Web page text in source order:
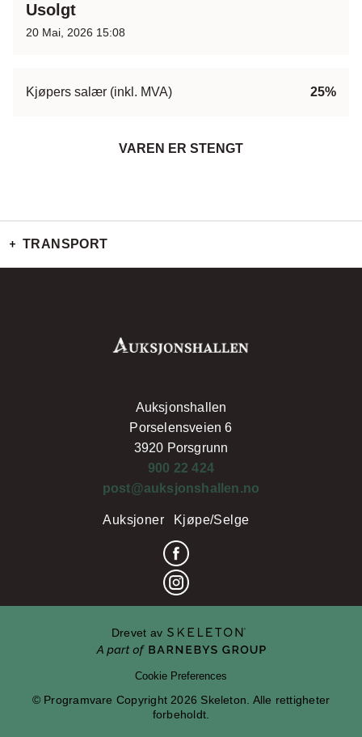
Usolgt
20 Mai, 2026 15:08
Kjøpers salær (inkl. MVA) 25%
VAREN ER STENGT
TRANSPORT
Auksjonshallen
Porselensveien 6
3920 Porsgrunn
900 22 424
post@auksjonshallen.no
Auksjoner Kjøpe/Selge
Drevet av
Cookie Preferences
© Programvare Copyright 2026 Skeleton. Alle rettigheter
forbeholdt.